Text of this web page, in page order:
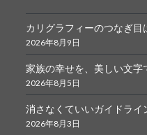
カリグラフィーのつなぎ
2026年8月9日
家族の幸せを、美しい文字
2026年8月5日
消さなくていいガイドライ
2026年8月3日